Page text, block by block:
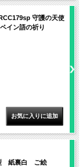
守護の天使
イン語の祈り
紙裏白 ご絵